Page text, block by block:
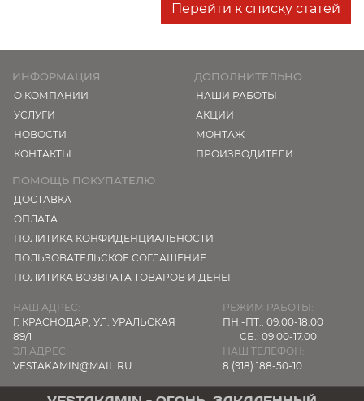
Перейти к списку статей
ИНФОРМАЦИЯ
О КОМПАНИИ
УСЛУГИ
НОВОСТИ
КОНТАКТЫ
ДОПОЛНИТЕЛЬНО
НАШИ РАБОТЫ
АКЦИИ
МОНТАЖ
ПРОИЗВОДИТЕЛИ
ПОМОЩЬ ПОКУПАТЕЛЮ
ДОСТАВКА
ОПЛАТА
ПОЛИТИКА КОНФИДЕНЦИАЛЬНОСТИ
ПОЛЬЗОВАТЕЛЬСКОЕ СОГЛАШЕНИЕ
ПОЛИТИКА ВОЗВРАТА ТОВАРОВ И ДЕНЕГ
НАШ АДРЕС:
Г. КРАСНОДАР, УЛ. УРАЛЬСКАЯ
89/1
ЭЛ.АДРЕС:
VESTAKAMIN@MAIL.RU
РЕЖИМ РАБОТЫ:
ПН.-ПТ.: 09.00-18.00
СБ.: 09.00-17.00
НАШ ТЕЛЕФОН:
8 (918) 188-50-10